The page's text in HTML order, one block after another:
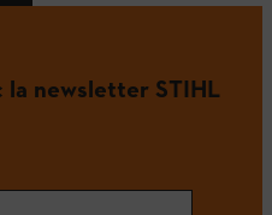
la newsletter STIHL